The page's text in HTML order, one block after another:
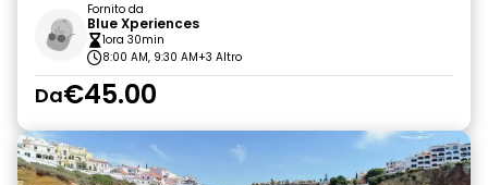
Fornito da
Blue Xperiences
1ora 30min
8:00 AM, 9:30 AM+3 Altro
Da€45.00